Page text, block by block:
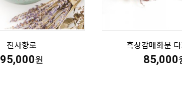
진사향로
95,000원
흑상감매화문
85,000